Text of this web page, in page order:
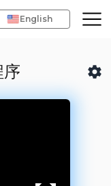
English